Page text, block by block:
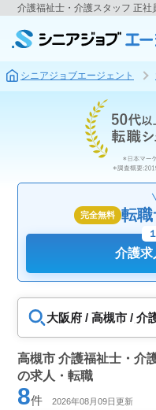
介護福祉士・介護スタッフ 正
シニアジョブエージェント
完全無料 転
介護求
大阪府 / 高槻市 / 介
ム、デイサービス
ーム、介護老人保健
院、障害者施設、
高槻市 介護福祉士・介
の求人・転職
8件 2026年08月09日更新